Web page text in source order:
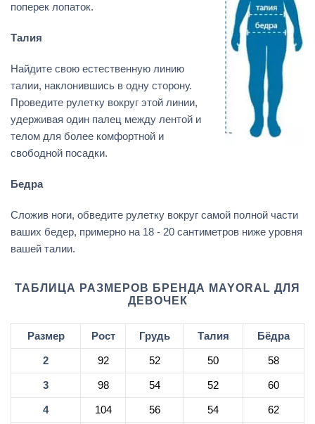
поперек лопаток.
Талия
Найдите свою естественную линию
талии, наклонившись в одну сторону.
Проведите рулетку вокруг этой линии,
удерживая один палец между лентой и
телом для более комфортной и
свободной посадки.
Бедра
Сложив ноги, обведите рулетку вокруг самой полной части
ваших бедер, примерно на 18 - 20 сантиметров ниже уровня
вашей талии.
ТАБЛИЦА РАЗМЕРОВ БРЕНДА MAYORAL ДЛЯ
ДЕВОЧЕК
Размер Рост Грудь Талия Бёдра
2 92 52 50 58
3 98 54 52 60
4 104 56 54 62